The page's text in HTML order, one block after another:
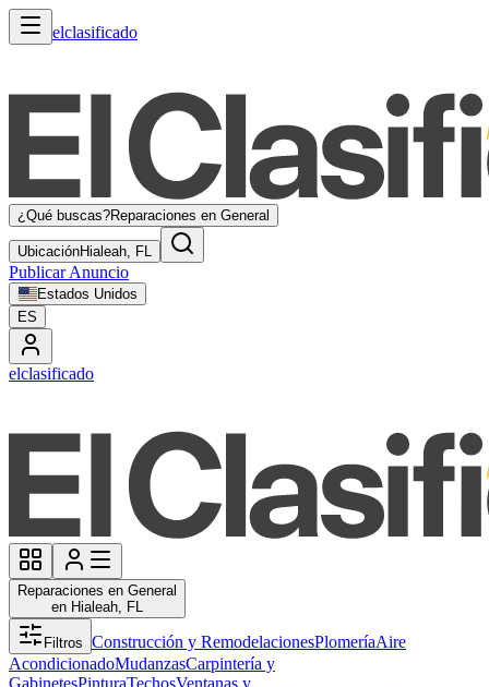
elclasificado
¿Qué buscas?Reparaciones en General
UbicaciónHialeah, FL
Publicar Anuncio
Estados Unidos
ES
elclasificado
Reparaciones en General
en Hialeah, FL
Filtros Construcción y RemodelacionesPlomeríaAire
AcondicionadoMudanzasCarpintería y
GabinetesPinturaTechosVentanas y